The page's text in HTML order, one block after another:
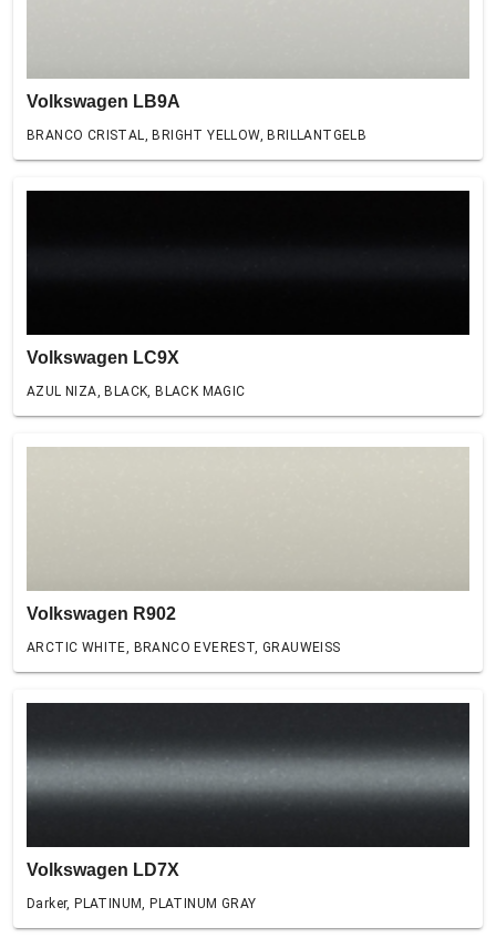
Volkswagen LB9A
BRANCO CRISTAL, BRIGHT YELLOW, BRILLANTGELB
Volkswagen LC9X
AZUL NIZA, BLACK, BLACK MAGIC
Volkswagen R902
ARCTIC WHITE, BRANCO EVEREST, GRAUWEISS
Volkswagen LD7X
Darker, PLATINUM, PLATINUM GRAY